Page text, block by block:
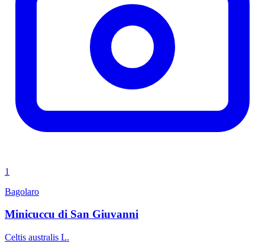
1
Bagolaro
Minicuccu di San Giuvanni
Celtis australis L.